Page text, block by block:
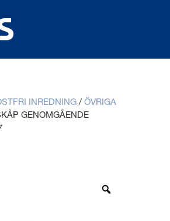
INREDNING / ÖVRIGA
GENOMGÅENDE